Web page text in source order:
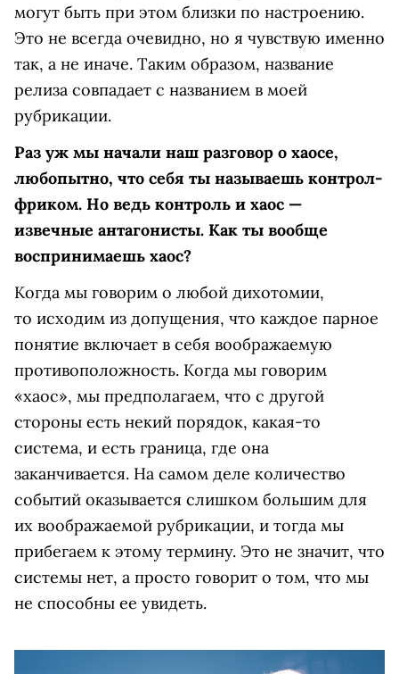
могут быть при этом близки по настроению.
Это не всегда очевидно, но я чувствую именно
так, а не иначе. Таким образом, название
релиза совпадает с названием в моей
рубрикации.
Раз уж мы начали наш разговор о хаосе,
любопытно, что себя ты называешь контрол-
фриком. Но ведь контроль и хаос —
извечные антагонисты. Как ты вообще
воспринимаешь хаос?
Когда мы говорим о любой дихотомии,
то исходим из допущения, что каждое парное
понятие включает в себя воображаемую
противоположность. Когда мы говорим
«хаос», мы предполагаем, что с другой
стороны есть некий порядок, какая-то
система, и есть граница, где она
заканчивается. На самом деле количество
событий оказывается слишком большим для
их воображаемой рубрикации, и тогда мы
прибегаем к этому термину. Это не значит, что
системы нет, а просто говорит о том, что мы
не способны ее увидеть.